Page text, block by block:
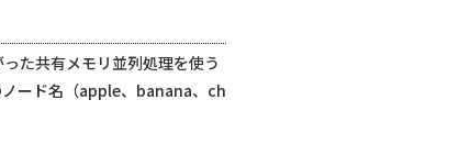
た共有メモリ並列処理を使う
ノード名（apple、banana、ch